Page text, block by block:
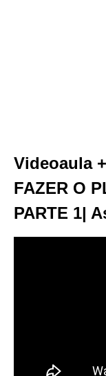
Videoaula
FAZER O
PARTE 1|